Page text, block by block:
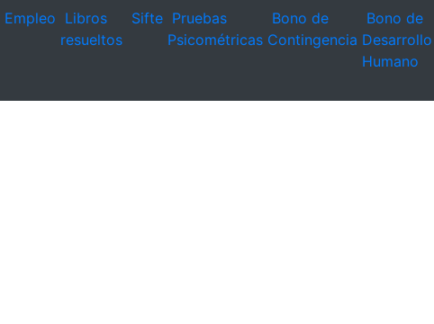
Empleo Libros
resueltos
Sifte Pruebas
Psicométricas
Bono de
Contingencia
Bono de
Desarrollo
Humano